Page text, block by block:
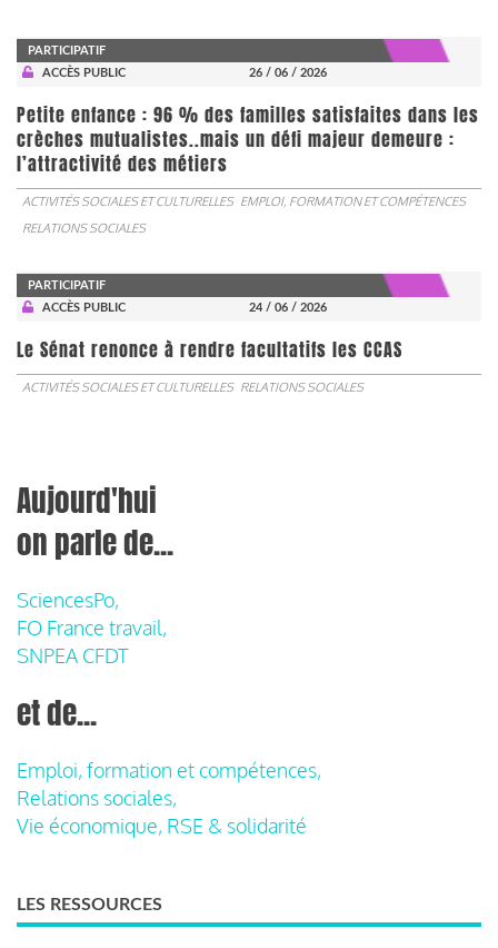
PARTICIPATIF
ACCÈS PUBLIC
26 / 06 / 2026
Petite enfance : 96 % des familles satisfaites dans les
crèches mutualistes..mais un défi majeur demeure :
l’attractivité des métiers
ACTIVITÉS SOCIALES ET CULTURELLES EMPLOI, FORMATION ET COMPÉTENCES
RELATIONS SOCIALES
PARTICIPATIF
ACCÈS PUBLIC
24 / 06 / 2026
Le Sénat renonce à rendre facultatifs les CCAS
ACTIVITÉS SOCIALES ET CULTURELLES RELATIONS SOCIALES
Aujourd'hui
on parle de...
SciencesPo,
FO France travail,
SNPEA CFDT
et de...
Emploi, formation et compétences,
Relations sociales,
Vie économique, RSE & solidarité
LES RESSOURCES